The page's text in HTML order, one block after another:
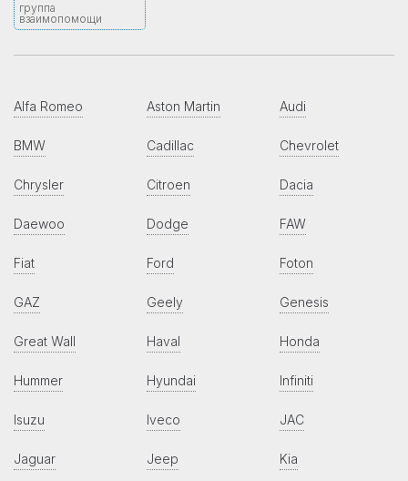
группа
взаимопомощи
Alfa Romeo Aston Martin Audi
BMW Cadillac Chevrolet
Chrysler Citroen Dacia
Daewoo Dodge FAW
Fiat Ford Foton
GAZ Geely Genesis
Great Wall Haval Honda
Hummer Hyundai Infiniti
Isuzu Iveco JAC
Jaguar Jeep Kia